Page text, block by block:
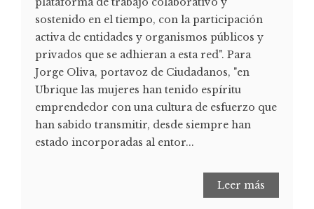
sostenido en el tiempo, con la participación
activa de entidades y organismos públicos y
privados que se adhieran a esta red". Para
Jorge Oliva, portavoz de Ciudadanos, "en
Ubrique las mujeres han tenido espíritu
emprendedor con una cultura de esfuerzo que
han sabido transmitir, desde siempre han
estado incorporadas al entor...
Leer más